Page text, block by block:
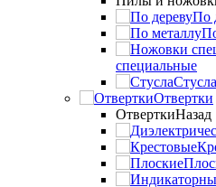
По
специальные
Стусла
Отвертки
ОтверткиНазад